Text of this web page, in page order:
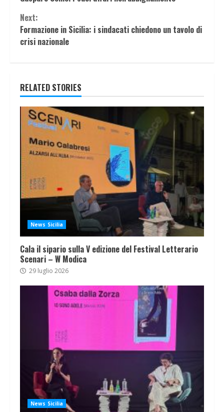
Next:
Formazione in Sicilia: i sindacati chiedono un tavolo di
crisi nazionale
RELATED STORIES
News Sicilia
Cala il sipario sulla V edizione del Festival Letterario
Scenari – W Modica
29 luglio 2026
News Sicilia